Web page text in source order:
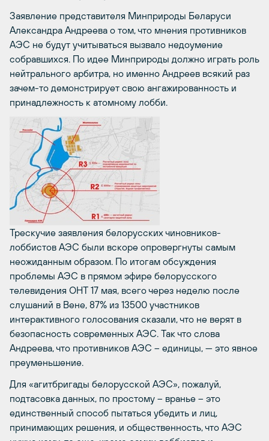
Заявление представителя Минприроды Беларуси
Александра Андреева о том, что мнения противников
АЭС не будут учитываться вызвало недоумение
собравшихся. По идее Минприроды должно играть роль
нейтрального арбитра, но именно Андреев всякий раз
зачем-то демонстрирует свою ангажированность и
принадлежность к атомному лобби.
Трескучие заявления белорусских чиновников-
лоббистов АЭС были вскоре опровергнуты самым
неожиданным образом. По итогам обсуждения
проблемы АЭС в прямом эфире белорусского
телевидения ОНТ 17 мая, всего через неделю после
слушаний в Вене, 87% из 13500 участников
интерактивного голосования сказали, что не верят в
безопасность современных АЭС. Так что слова
Андреева, что противников АЭС – единицы, — это явное
преуменьшение.
Для «агитбригады белорусской АЭС», пожалуй,
подтасовка данных, по простому – вранье – это
единственный способ пытаться убедить и лиц,
принимающих решения, и общественность, что АЭС